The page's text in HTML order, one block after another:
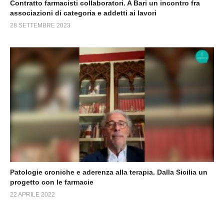
Contratto farmacisti collaboratori. A Bari un incontro fra
associazioni di categoria e addetti ai lavori
28 SETTEMBRE 2023
Patologie croniche e aderenza alla terapia. Dalla Sicilia un
progetto con le farmacie
22 APRILE 2022